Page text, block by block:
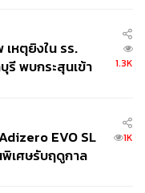
หตุยิงใน รร.
รี พบกระสุนเข้า
1.3K
EVO SL
เศษรับฤดูกาล
1K